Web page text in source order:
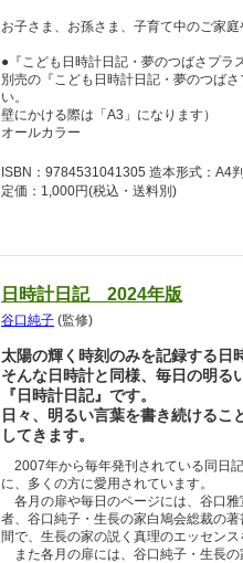
お子さま、お孫さま、子育て中のご家
●『こども日時計日記・夢のつばさプラ
別売の『こども日時計日記・夢のつば
い。
壁にかける際は「A3」になります）
オールカラー
ISBN：9784531041305 造本形式：
定価：1,000円(税込・送料別)
日時計日記 2024年版
谷口純子 (監修)
太陽の輝く時刻のみを記録する日
そんな日時計と同様、毎日の明る
『日時計日記』です。
日々、明るい言葉を書き続ける
してきます。
2007年から毎年発刊されている同日
に、多くの方に愛用されています。
各月の扉や毎日のページには、谷口
者、谷口純子・生長の家白鳩会総裁の
間で、生長の家の説く真理のエッセンス
また各月の扉には、谷口純子・生長